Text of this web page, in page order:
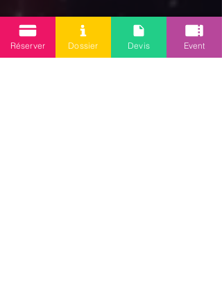
En lire plus >
Réserver Dossier Devis Event